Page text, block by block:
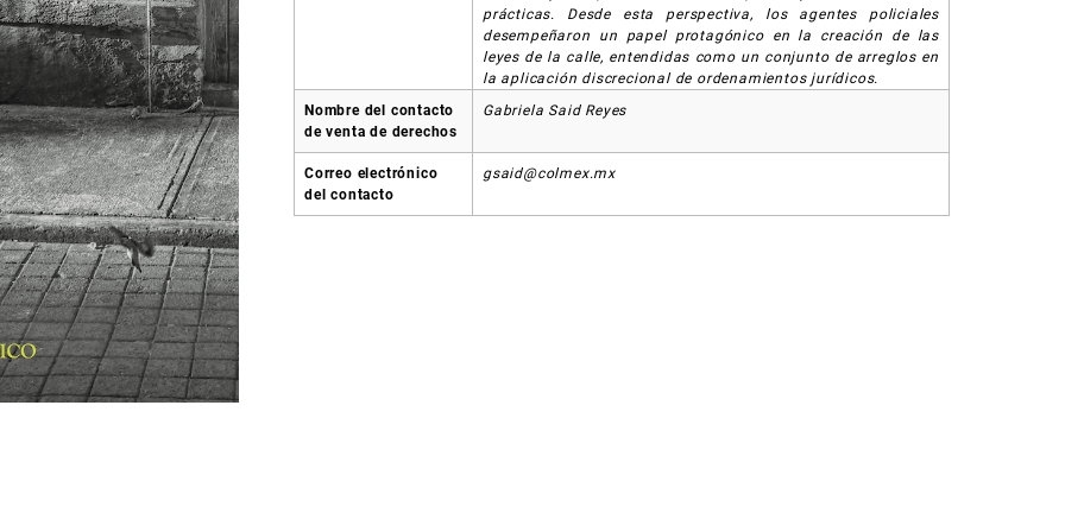
prácticas. Desde esta perspectiva, los agentes policiales
desempeñaron un papel protagónico en la creación de las
leyes de la calle, entendidas como un conjunto de arreglos en
la aplicación discrecional de ordenamientos jurídicos.
Nombre del contacto
de venta de derechos
Gabriela Said Reyes
Correo electrónico
del contacto
gsaid@colmex.mx